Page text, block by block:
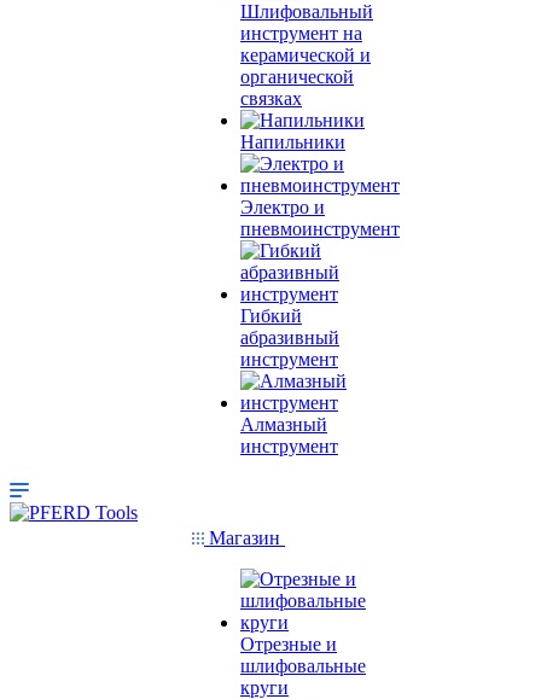
Шлифовальный
инструмент на
керамической и
органической
связках
Напильники
Электро и
пневмоинструмент
Гибкий
абразивный
инструмент
Алмазный
инструмент
Магазин
Отрезные и
шлифовальные
круги